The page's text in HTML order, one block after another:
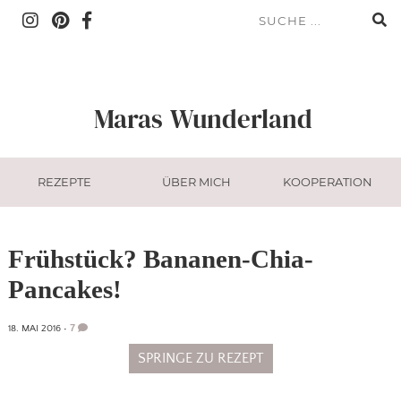
Maras Wunderland
REZEPTE ÜBER MICH KOOPERATION
Frühstück? Bananen-Chia-
Pancakes!
18. MAI 2016• 7
SPRINGE ZU REZEPT